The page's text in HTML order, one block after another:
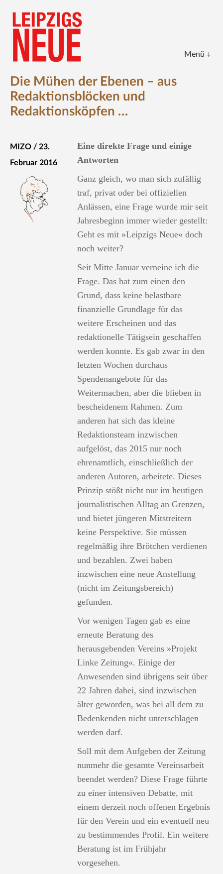
START
ARCHIV
KOLUMNEN
BLOG
DIE ZEITUNG
IMPRESSUM
Die Mühen der Ebenen – aus
Redaktionsblöcken und
Redaktionsköpfen …
MIZO / 23.
Februar 2016
Eine direkte Frage und einige
Antworten
Ganz gleich, wo man sich zufällig
traf, privat oder bei offiziellen
Anlässen, eine Frage wurde mir seit
Jahresbeginn immer wieder gestellt:
Geht es mit »Leipzigs Neue« doch
noch weiter?
Seit Mitte Januar verneine ich die
Frage. Das hat zum einen den
Grund, dass keine belastbare
finanzielle Grundlage für das
weitere Erscheinen und das
redaktionelle Tätigsein geschaffen
werden konnte. Es gab zwar in den
letzten Wochen durchaus
Spendenangebote für das
Weitermachen, aber die blieben in
bescheidenem Rahmen. Zum
anderen hat sich das kleine
Redaktionsteam inzwischen
aufgelöst, das 2015 nur noch
ehrenamtlich, einschließlich der
anderen Autoren, arbeitete. Dieses
Prinzip stößt nicht nur im heutigen
journalistischen Alltag an Grenzen,
und bietet jüngeren Mitstreitern
keine Perspektive. Sie müssen
regelmäßig ihre Brötchen verdienen
und bezahlen. Zwei haben
inzwischen eine neue Anstellung
(nicht im Zeitungsbereich)
gefunden.
Vor wenigen Tagen gab es eine
erneute Beratung des
herausgebenden Vereins »Projekt
Linke Zeitung«. Einige der
Anwesenden sind übrigens seit über
22 Jahren dabei, sind inzwischen
älter geworden, was bei all dem zu
Bedenkenden nicht unterschlagen
werden darf.
Soll mit dem Aufgeben der Zeitung
nunmehr die gesamte Vereinsarbeit
beendet werden? Diese Frage führte
zu einer intensiven Debatte, mit
einem derzeit noch offenen Ergebnis
für den Verein und ein eventuell neu
zu bestimmendes Profil. Ein weitere
Beratung ist im Frühjahr
vorgesehen.